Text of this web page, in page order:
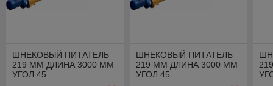
ШНЕКОВЫЙ ПИТАТЕЛЬ
219 ММ ДЛИНА 3000 ММ
УГОЛ 45
ШНЕКОВЫЙ ПИТАТЕЛЬ
219 ММ ДЛИНА 3000 ММ
УГОЛ 45